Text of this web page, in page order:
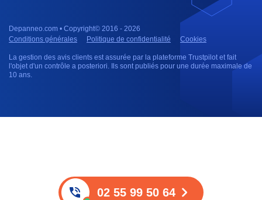
Depanneo.com • Copyright© 2016 - 2026
Conditions générales
Politique de confidentialité Cookies
La gestion des avis clients est assurée par la plateforme Trustpilot et fait
l'objet d'un contrôle a posteriori. Ils sont publiés pour une durée maximale de
10 ans.
02 55 99 50 64